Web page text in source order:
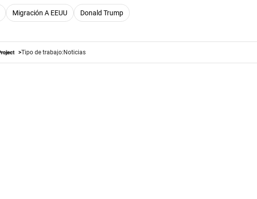
Migración A EEUU Donald Trump
Tipo de trabajo:Noticias